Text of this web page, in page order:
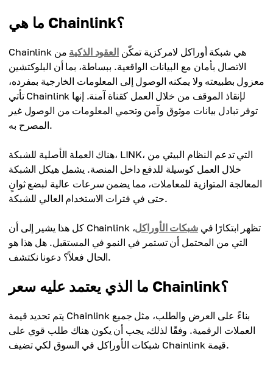
ما هي Chainlink؟
Chainlink هي شبكة أوراكل لامركزية تمكّن العقود الذكية من
الاتصال بأمان مع البيانات الواقعية. ببساطة، بما أن البلوكتشين
معزول بطبيعته ولا يمكنه الوصول إلى المعلومات الخارجية بمفرده،
تأتي Chainlink لإنقاذ الموقف من خلال العمل كقناة آمنة. إنها
توفر تبادل بيانات موثوق وآمن وتحمي المعلومات من الوصول غير
المصرح به.
هناك العملة الأصلية للشبكة، LINK، التي تدعم النظام البيئي من
خلال العمل كوسيلة للدفع داخل المنصة. يشمل هيكل الشبكة
المعالجة المتوازية للمعاملات، مما يضمن سرعات عالية لبضع ثوانٍ
حتى في فترات الاستخدام العالي للشبكة.
كل هذا يشير إلى أن Chainlink تظهر ابتكارًا فيشبكات الأوراكل،
التي من المحتمل أن تستمر في النمو في المستقبل. هل هذا هو
الحال فعلاً؟ دعونا نكتشف.
ما الذي يعتمد عليه سعر Chainlink؟
يتم تحديد قيمة Chainlink بناءً على العرض والطلب، مثل جميع
العملات الرقمية. وفقًا لذلك، يجب أن يكون هناك طلب قوي على
شبكات الأوراكل في السوق لكي تضيف Chainlink قيمة.